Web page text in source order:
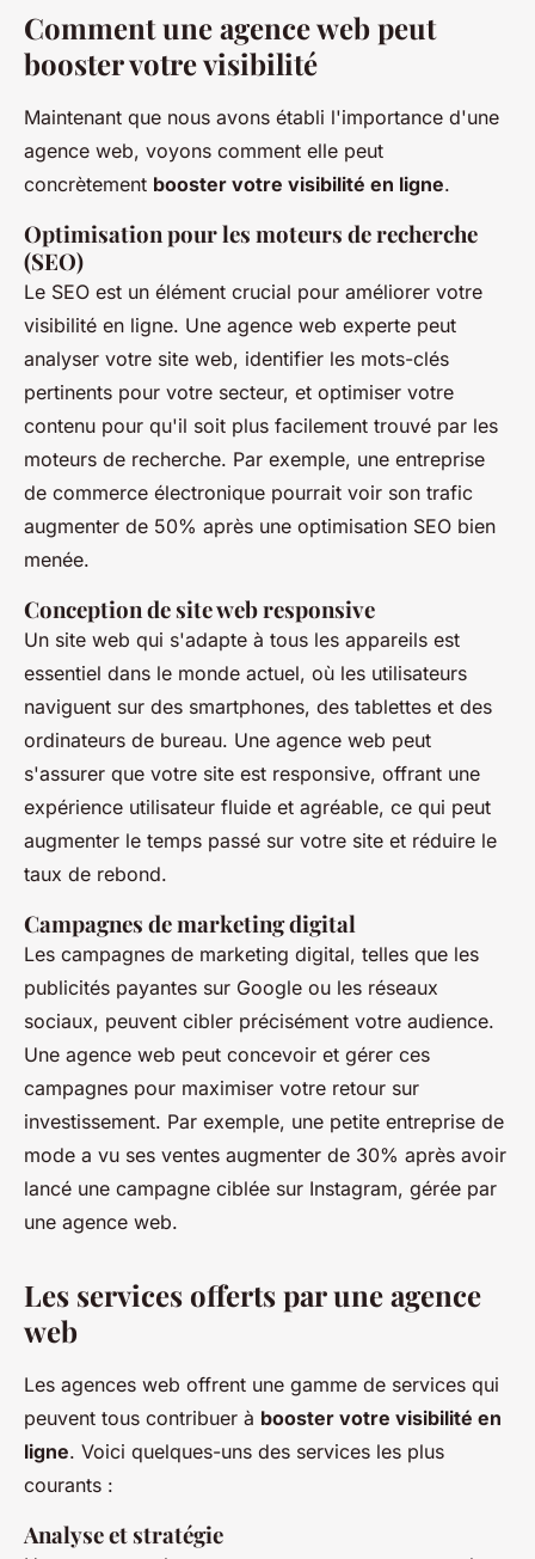
Comment une agence web peut
booster votre visibilité
Maintenant que nous avons établi l'importance d'une
agence web, voyons comment elle peut
concrètement booster votre visibilité en ligne.
Optimisation pour les moteurs de recherche
(SEO)
Le SEO est un élément crucial pour améliorer votre
visibilité en ligne. Une agence web experte peut
analyser votre site web, identifier les mots-clés
pertinents pour votre secteur, et optimiser votre
contenu pour qu'il soit plus facilement trouvé par les
moteurs de recherche. Par exemple, une entreprise
de commerce électronique pourrait voir son trafic
augmenter de 50% après une optimisation SEO bien
menée.
Conception de site web responsive
Un site web qui s'adapte à tous les appareils est
essentiel dans le monde actuel, où les utilisateurs
naviguent sur des smartphones, des tablettes et des
ordinateurs de bureau. Une agence web peut
s'assurer que votre site est responsive, offrant une
expérience utilisateur fluide et agréable, ce qui peut
augmenter le temps passé sur votre site et réduire le
taux de rebond.
Campagnes de marketing digital
Les campagnes de marketing digital, telles que les
publicités payantes sur Google ou les réseaux
sociaux, peuvent cibler précisément votre audience.
Une agence web peut concevoir et gérer ces
campagnes pour maximiser votre retour sur
investissement. Par exemple, une petite entreprise de
mode a vu ses ventes augmenter de 30% après avoir
lancé une campagne ciblée sur Instagram, gérée par
une agence web.
Les services offerts par une agence
web
Les agences web offrent une gamme de services qui
peuvent tous contribuer à booster votre visibilité en
ligne. Voici quelques-uns des services les plus
courants :
Analyse et stratégie